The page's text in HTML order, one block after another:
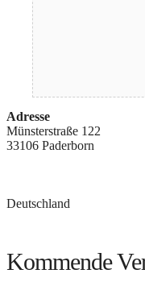
Adresse
Münsterstraße 122
33106 Paderborn
Deutschland
Kommende